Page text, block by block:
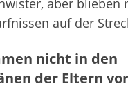
aber blieben
auf der
nicht in den
der Eltern vor